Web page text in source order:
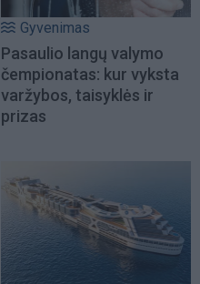
Gyvenimas
Pasaulio langų valymo
čempionatas: kur vyksta
varžybos, taisyklės ir
prizas